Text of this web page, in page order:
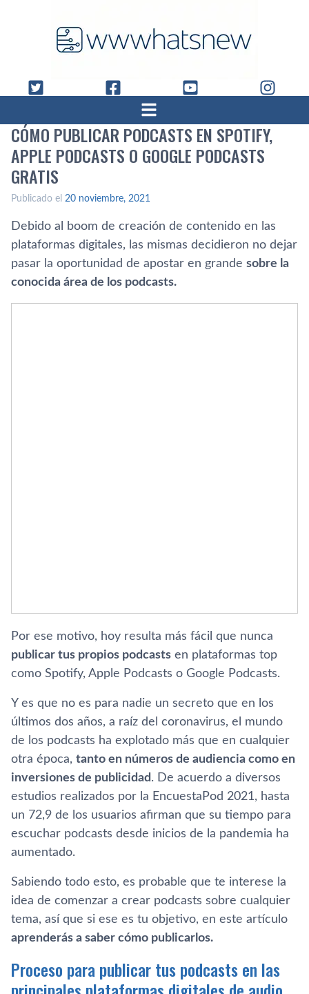
CÓMO PUBLICAR PODCASTS EN SPOTIFY,
APPLE PODCASTS O GOOGLE PODCASTS
GRATIS
Publicado el 20 noviembre, 2021
Debido al boom de creación de contenido en las
plataformas digitales, las mismas decidieron no dejar
pasar la oportunidad de apostar en grande sobre la
conocida área de los podcasts.
Por ese motivo, hoy resulta más fácil que nunca
publicar tus propios podcasts en plataformas top
como Spotify, Apple Podcasts o Google Podcasts.
Y es que no es para nadie un secreto que en los
últimos dos años, a raíz del coronavirus, el mundo
de los podcasts ha explotado más que en cualquier
otra época, tanto en números de audiencia como en
inversiones de publicidad. De acuerdo a diversos
estudios realizados por la EncuestaPod 2021, hasta
un 72,9 de los usuarios afirman que su tiempo para
escuchar podcasts desde inicios de la pandemia ha
aumentado.
Sabiendo todo esto, es probable que te interese la
idea de comenzar a crear podcasts sobre cualquier
tema, así que si ese es tu objetivo, en este artículo
aprenderás a saber cómo publicarlos.
Proceso para publicar tus podcasts en las